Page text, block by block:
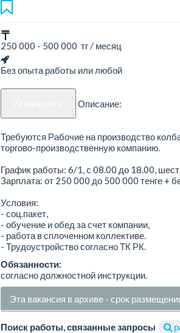
250 000 - 500 000 тг / месяц
Без опыта работы или любой
Описание:
Требуются Рабочие на производство
торгово-производственную компанию.
График работы: 6/1, с 08.00 до 18.00,
Зарплата: от 250 000 до 500 000 тенге +
Условия:
- соц.пакет,
- обучение и обед за счет компании,
- работа в сплоченном коллективе.
- Трудоустройство согласно ТК РК.
Обязанности:
согласно должностной инструкции.
Эта вакансия в архиве - срок
Поиск работы, связанные запросы